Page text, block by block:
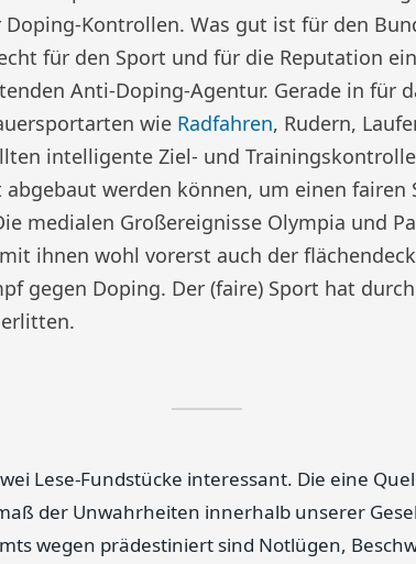
Doping-Kontrollen. Was gut ist für den
für den Sport und für die Reputation
Anti-Doping-Agentur. Gerade in für
wie Radfahren, Rudern,
intelligente Ziel- und
werden können, um einen fairen
medialen Großereignisse Olympia und
ihnen wohl vorerst auch der
gegen Doping. Der (faire) Sport hat
Lese-Fundstücke interessant. Die eine
der Unwahrheiten innerhalb unserer
wegen prädestiniert sind Notlügen,